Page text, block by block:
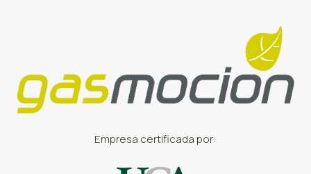
Empresa certificada por: